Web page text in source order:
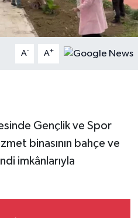
A- A+
Gençlik ve Spor
binasının bahçe ve
imkânlarıyla